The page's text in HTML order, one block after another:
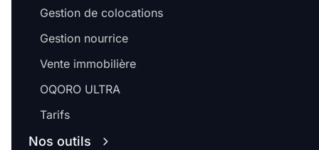
Gestion de colocations
Gestion nourrice
Vente immobilière
OQORO ULTRA
Tarifs
Nos outils